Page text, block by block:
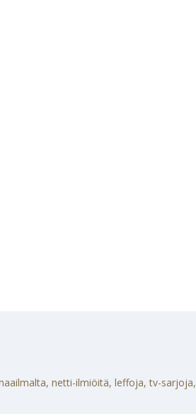
netti-ilmiöitä, leffoja, tv-sarjoja,